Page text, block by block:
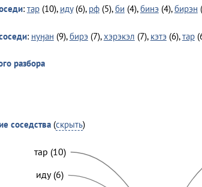
: тар(10), иду(6), рф(5),би (4),бинэ(4),бирэн
: нуӈан (9),бирэ(7),хэрэкэл (7), кэтэ(6),тар
разбора
соседства(скрыть)
тар (10)
иду (6)